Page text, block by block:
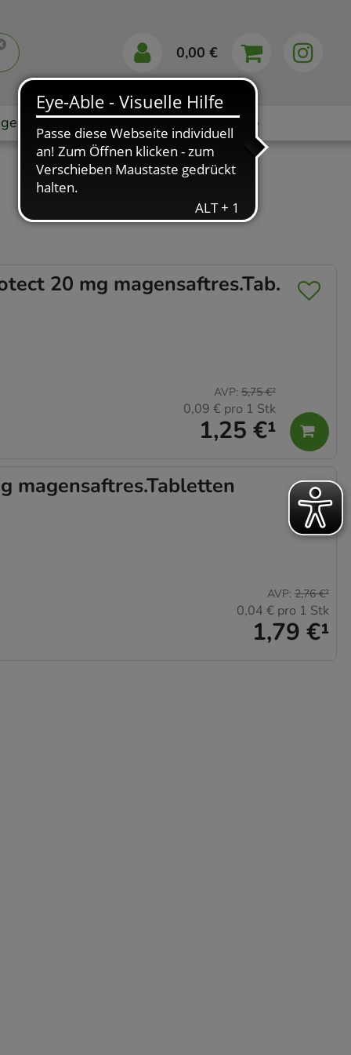
0,00 €
Markenshops Ratgeber App
20 mg magensaftres.Tab.
1,25 €¹
AVP: 5,75 €²
0,09 € pro 1 Stk
magensaftres.Tabletten
1,79 €¹
AVP: 2,76 €²
0,04 € pro 1 Stk